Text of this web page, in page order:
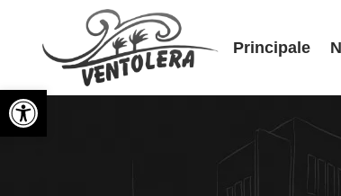
Principale
Open toolbar